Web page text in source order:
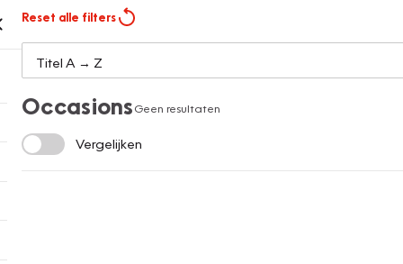
Reset alle filters
OccasionsGeen resultaten
Vergelijken